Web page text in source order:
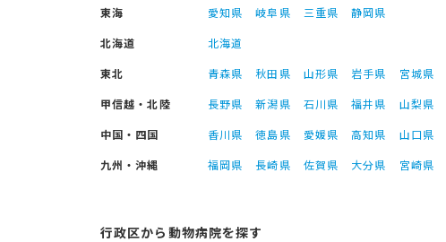
東海
愛知県 岐阜県 三重県
静岡県
北海道
北海道
東北
青森県 秋田県 山形県 岩手県 宮城県
甲信越・北陸
長野県 新潟県 石川県 福井県 山梨県
中国・四国
香川県 徳島県 愛媛県 高知県 山口県
九州・沖縄
福岡県 長崎県 佐賀県 大分県 宮崎県
行政区から動物病院を探す